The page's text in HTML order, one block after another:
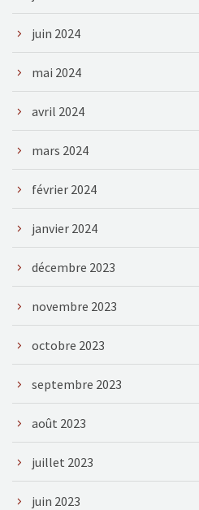
juin 2024
mai 2024
avril 2024
mars 2024
février 2024
janvier 2024
décembre 2023
novembre 2023
octobre 2023
septembre 2023
août 2023
juillet 2023
juin 2023